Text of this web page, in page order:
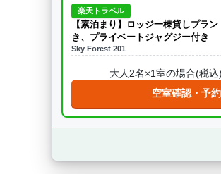
楽天トラベル
【素泊まり】ロッジ一棟貸しプ
き、プライベートジャグジー付き
Sky Forest 201
大人2名×1室の場合(税込)
空室確認・予